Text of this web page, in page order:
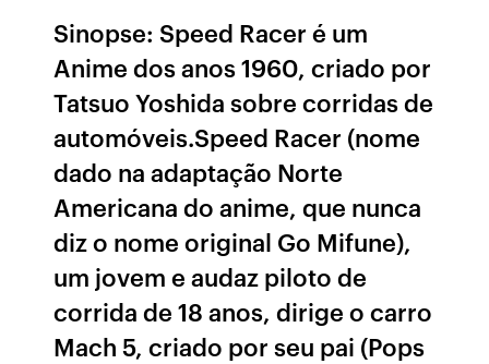
Sinopse: Speed Racer é um
Anime dos anos 1960, criado por
Tatsuo Yoshida sobre corridas de
automóveis.Speed Racer (nome
dado na adaptação Norte
Americana do anime, que nunca
diz o nome original Go Mifune),
um jovem e audaz piloto de
corrida de 18 anos, dirige o carro
Mach 5, criado por seu pai (Pops